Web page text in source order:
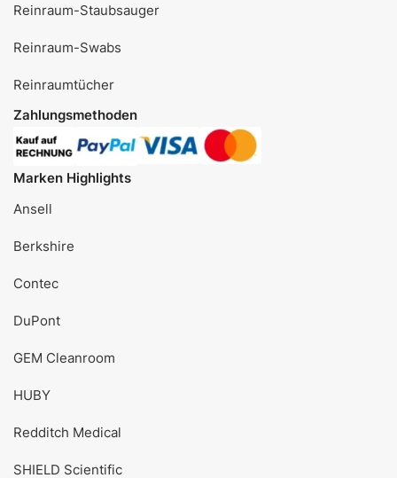
Reinraum-Staubsauger
Reinraum-Swabs
Reinraumtücher
Zahlungsmethoden
Marken Highlights
Ansell
Berkshire
Contec
DuPont
GEM Cleanroom
HUBY
Redditch Medical
SHIELD Scientific